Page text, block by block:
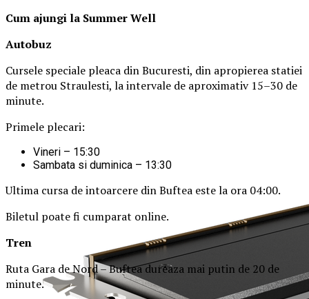
Cum ajungi la Summer Well
Autobuz
Cursele speciale pleaca din Bucuresti, din apropierea statiei
de metrou Straulesti, la intervale de aproximativ 15–30 de
minute.
Primele plecari:
Vineri – 15:30
Sambata si duminica – 13:30
Ultima cursa de intoarcere din Buftea este la ora 04:00.
Biletul poate fi cumparat online.
Tren
Ruta Gara de Nord – Buftea dureaza mai putin de 20 de
minute.